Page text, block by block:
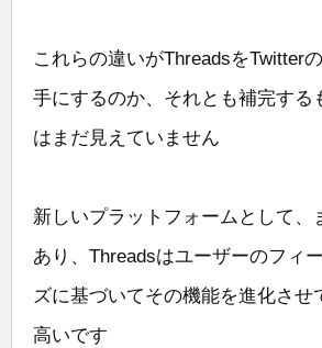
これらの違いがThreadsをTwitter
手にするのか、それとも補完する
はまだ見えていません
新しいプラットフォームとして、
あり、Threadsはユーザーのフィ
ズに基づいてその機能を進化させ
高いです